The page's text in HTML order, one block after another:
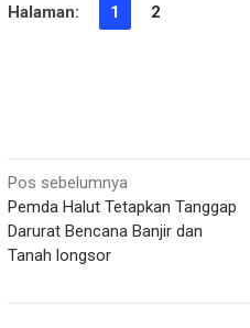
Halaman: 1 2
Navigasi
pos
Pos sebelumnya
Pemda Halut Tetapkan Tanggap
Darurat Bencana Banjir dan
Tanah longsor